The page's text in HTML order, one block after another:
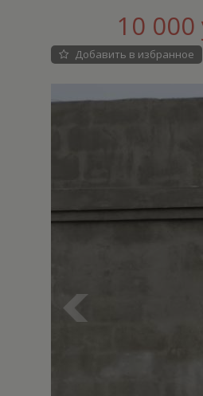
10 000
Добавить в избранное